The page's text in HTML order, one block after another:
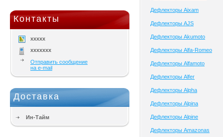
Контакты
xxxxx
xxxxxxx
Отправить сообщение
на e-mail
Доставка
Ин-Тайм
Дефлекторы Aixam
Дефлекторы AJS
Дефлекторы Akumoto
Дефлекторы Alfa-Romeo
Дефлекторы Alfamoto
Дефлекторы Alfer
Дефлекторы Alpha
Дефлекторы Alpina
Дефлекторы Alpine
Дефлекторы Amazonas